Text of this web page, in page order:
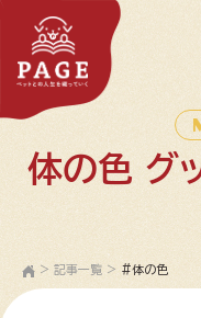
体の色 グ
> 記事一覧 > #体の色